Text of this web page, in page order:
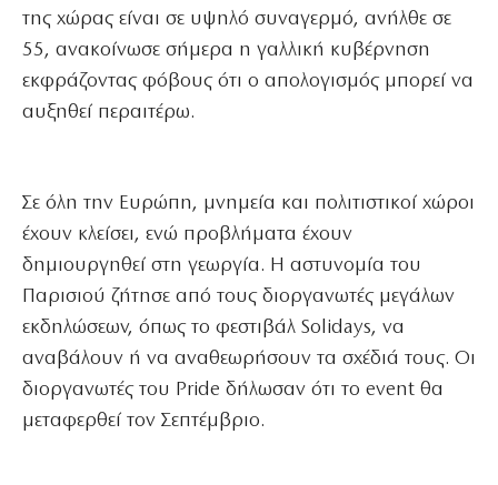
της χώρας είναι σε υψηλό συναγερμό, ανήλθε σε
55, ανακοίνωσε σήμερα η γαλλική κυβέρνηση
εκφράζοντας φόβους ότι ο απολογισμός μπορεί να
αυξηθεί περαιτέρω.
Σε όλη την Ευρώπη, μνημεία και πολιτιστικοί χώροι
έχουν κλείσει, ενώ προβλήματα έχουν
δημιουργηθεί στη γεωργία. Η αστυνομία του
Παρισιού ζήτησε από τους διοργανωτές μεγάλων
εκδηλώσεων, όπως το φεστιβάλ Solidays, να
αναβάλουν ή να αναθεωρήσουν τα σχέδιά τους. Οι
διοργανωτές του Pride δήλωσαν ότι το event θα
μεταφερθεί τον Σεπτέμβριο.